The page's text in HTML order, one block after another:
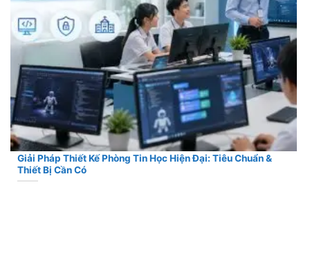
Giải Pháp Thiết Kế Phòng Tin Học Hiện Đại: Tiêu Chuẩn &
Thiết Bị Cần Có